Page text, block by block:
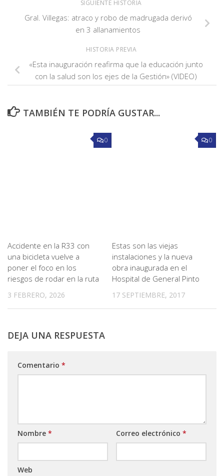
SIGUIENTE HISTORIA
Gral. Villegas: atraco y robo de madrugada derivó
en 3 allanamientos
HISTORIA PREVIA
«Esta inauguración reafirma que la educación junto
con la salud son los ejes de la Gestión» (VIDEO)
TAMBIÉN TE PODRÍA GUSTAR...
0
Accidente en la R33 con
una bicicleta vuelve a
poner el foco en los
riesgos de rodar en la ruta
3 FEBRERO, 2026
0
Estas son las viejas
instalaciones y la nueva
obra inaugurada en el
Hospital de General Pinto
17 SEPTIEMBRE, 2017
DEJA UNA RESPUESTA
Comentario *
Nombre * Correo electrónico *
Web